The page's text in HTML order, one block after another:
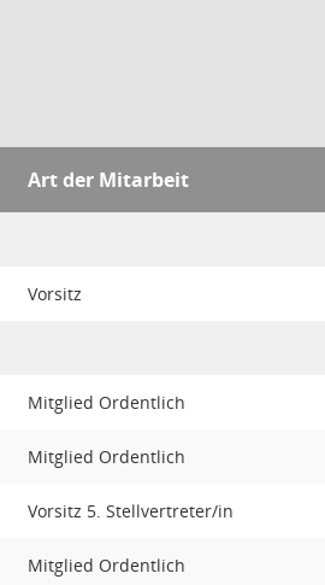
Art der Mitarbeit
Vorsitz
Mitglied Ordentlich
Mitglied Ordentlich
Vorsitz 5. Stellvertreter/in
Mitglied Ordentlich